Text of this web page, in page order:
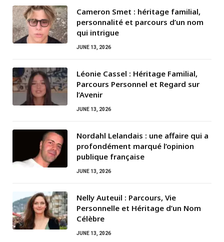
Cameron Smet : héritage familial,
personnalité et parcours d’un nom
qui intrigue
JUNE 13, 2026
Léonie Cassel : Héritage Familial,
Parcours Personnel et Regard sur
l’Avenir
JUNE 13, 2026
Nordahl Lelandais : une affaire qui a
profondément marqué l’opinion
publique française
JUNE 13, 2026
Nelly Auteuil : Parcours, Vie
Personnelle et Héritage d’un Nom
Célèbre
JUNE 13, 2026